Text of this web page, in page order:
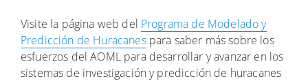
Visite la página web del Programa de Modelado y
Predicción de Huracanespara saber más sobre los
esfuerzos del AOML para desarrollar y avanzar en los
sistemas de investigación y predicción de huracanes